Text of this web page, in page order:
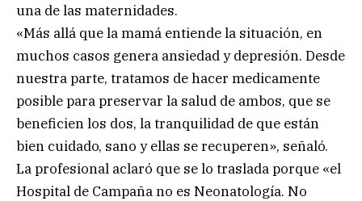
una de las maternidades.
«Más allá que la mamá entiende la situación, en
muchos casos genera ansiedad y depresión. Desde
nuestra parte, tratamos de hacer medicamente
posible para preservar la salud de ambos, que se
beneficien los dos, la tranquilidad de que están
bien cuidado, sano y ellas se recuperen», señaló.
La profesional aclaró que se lo traslada porque «el
Hospital de Campaña no es Neonatología. No